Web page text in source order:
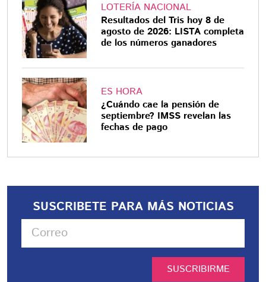
LOTERÍA NACIONAL
Resultados del Tris hoy 8 de
agosto de 2026: LISTA completa
de los números ganadores
ES HORA
¿Cuándo cae la pensión de
septiembre? IMSS revelan las
fechas de pago
SUSCRIBETE PARA MÁS NOTICIAS
SUSCRIBIRME